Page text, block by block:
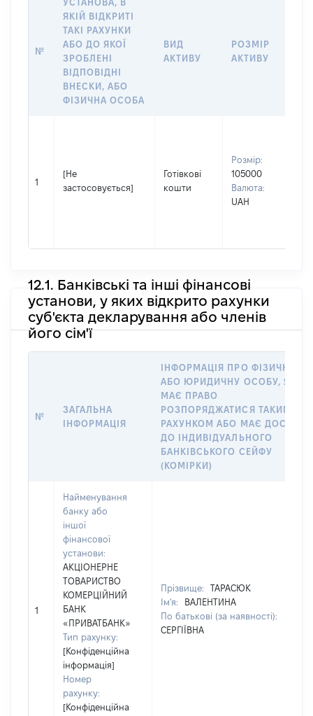
№
УСТАНОВА, В
ЯКІЙ ВІДКРИТІ
ТАКІ РАХУНКИ
АБО ДО ЯКОЇ
ЗРОБЛЕНІ
ВІДПОВІДНІ
ВНЕСКИ, АБО
ФІЗИЧНА ОСОБА
ВИД
АКТИВУ
РОЗМІР
АКТИВУ
1
[Не
застосовується]
Готівкові
кошти
Розмір:
105000
Валюта:
UAH
12.1. Банківські та інші фінансові
установи, у яких відкрито рахунки
суб'єкта декларування або членів
його сім'ї
№
ЗАГАЛЬНА
ІНФОРМАЦІЯ
ІНФОРМАЦІЯ ПРО ФІЗИЧНУ
АБО ЮРИДИЧНУ ОСОБУ, ЯКА
МАЄ ПРАВО
РОЗПОРЯДЖАТИСЯ ТАКИМ
РАХУНКОМ АБО МАЄ ДОСТУП
ДО ІНДИВІДУАЛЬНОГО
БАНКІВСЬКОГО СЕЙФУ
(КОМІРКИ)
1
Найменування
банку або
іншої
фінансової
установи:
АКЦІОНЕРНЕ
ТОВАРИСТВО
КОМЕРЦІЙНИЙ
БАНК
«ПРИВАТБАНК»
Тип рахунку:
[Конфіденційна
інформація]
Номер
рахунку:
[Конфіденційна
Прізвище:
ТАРАСЮК
Ім'я:
ВАЛЕНТИНА
По батькові (за наявності):
СЕРГІЇВНА